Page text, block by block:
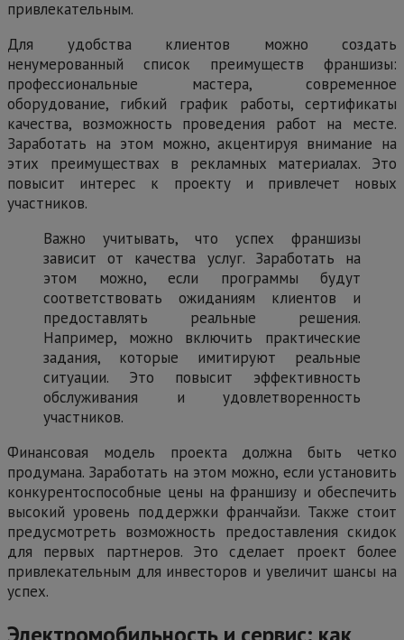
привлекательным.
Для удобства клиентов можно создать
ненумерованный список преимуществ франшизы:
профессиональные мастера, современное
оборудование, гибкий график работы, сертификаты
качества, возможность проведения работ на месте.
Заработать на этом можно, акцентируя внимание на
этих преимуществах в рекламных материалах. Это
повысит интерес к проекту и привлечет новых
участников.
Важно учитывать, что успех франшизы
зависит от качества услуг. Заработать на
этом можно, если программы будут
соответствовать ожиданиям клиентов и
предоставлять реальные решения.
Например, можно включить практические
задания, которые имитируют реальные
ситуации. Это повысит эффективность
обслуживания и удовлетворенность
участников.
Финансовая модель проекта должна быть четко
продумана. Заработать на этом можно, если установить
конкурентоспособные цены на франшизу и обеспечить
высокий уровень поддержки франчайзи. Также стоит
предусмотреть возможность предоставления скидок
для первых партнеров. Это сделает проект более
привлекательным для инвесторов и увеличит шансы на
успех.